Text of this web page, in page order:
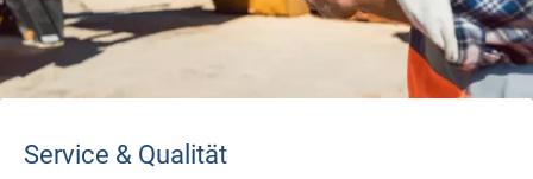
Service & Qualität